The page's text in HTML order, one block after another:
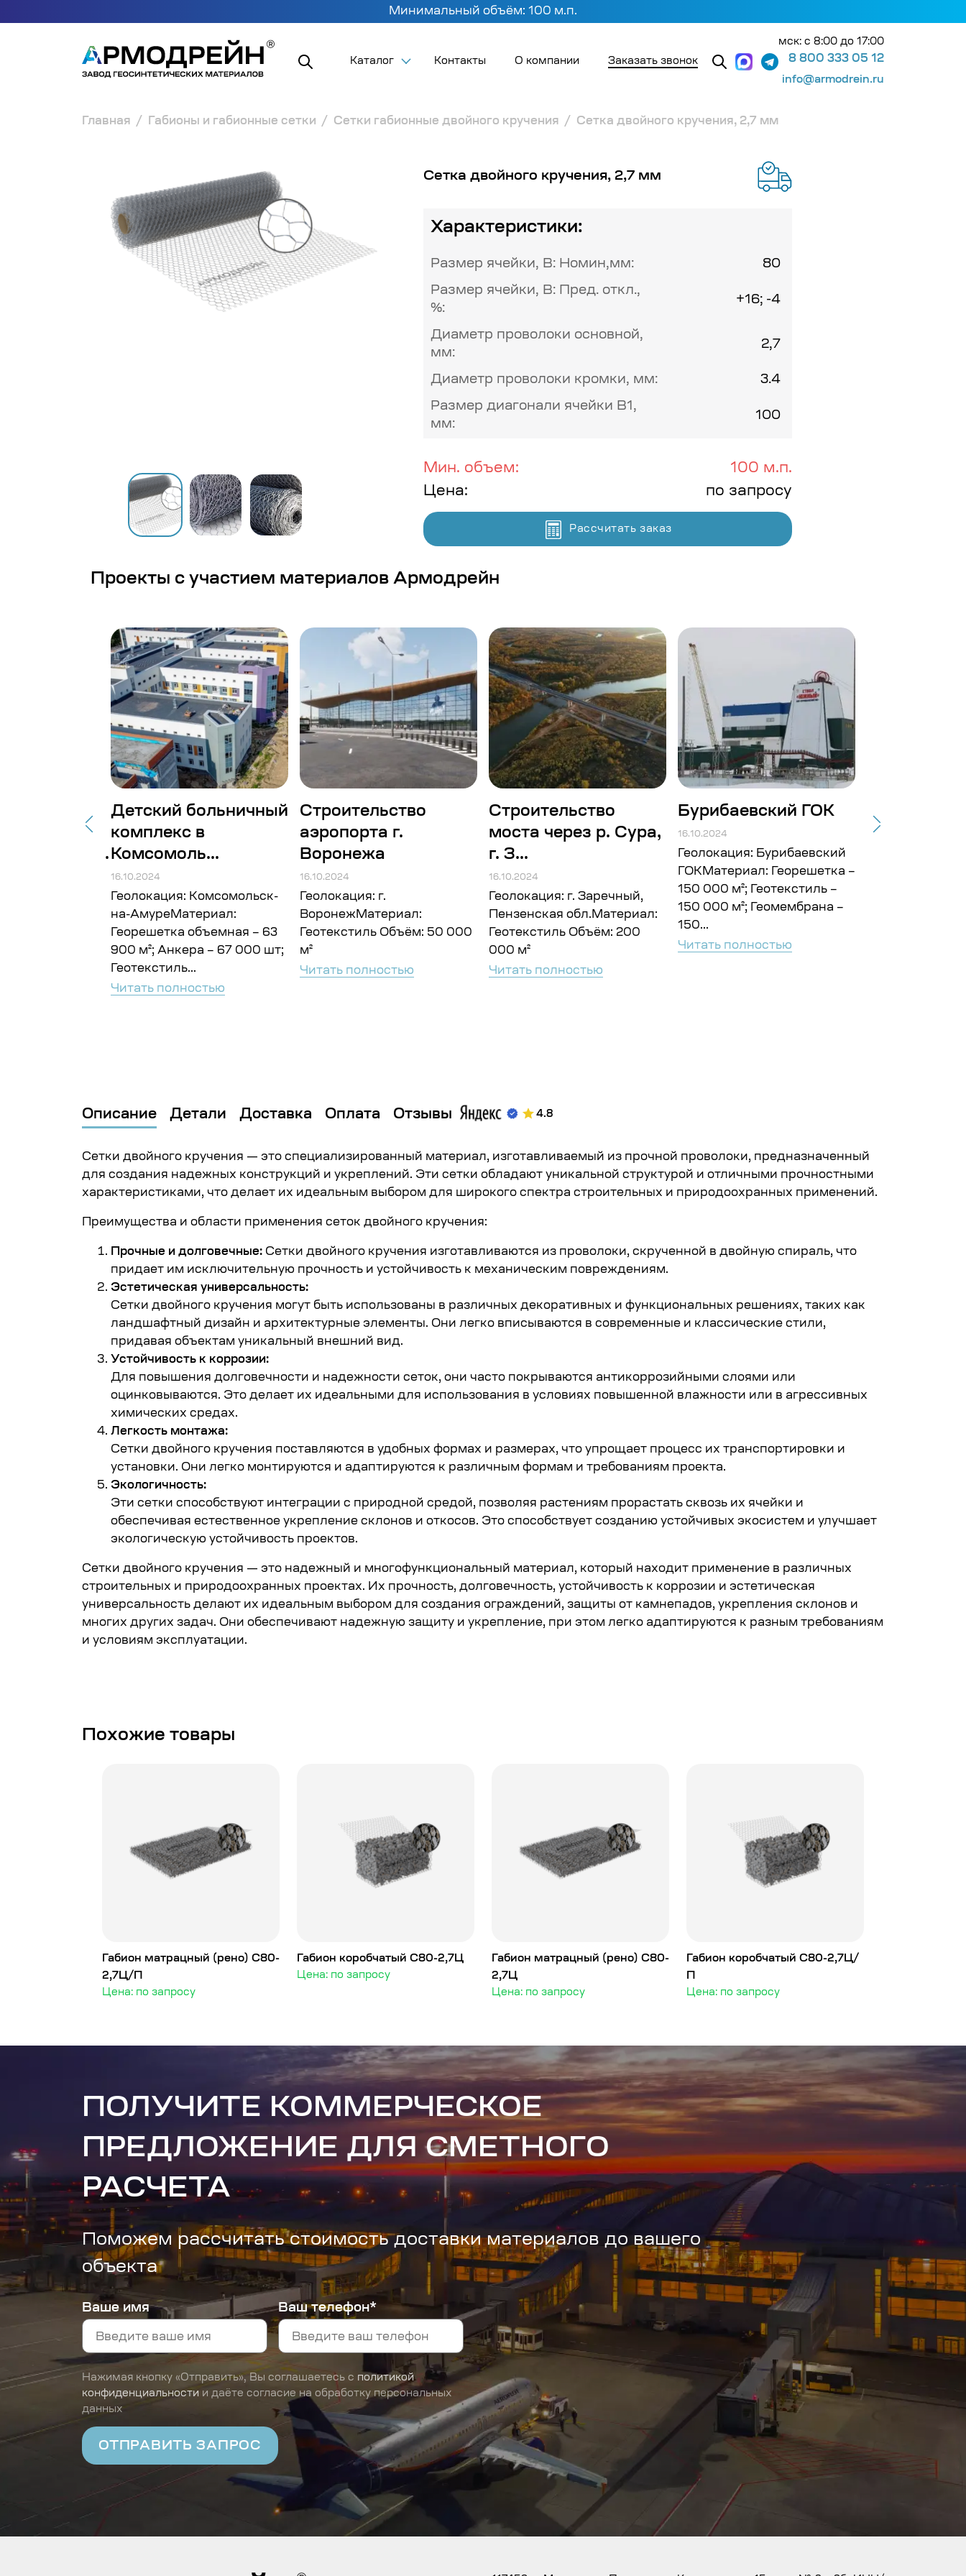
Каталог Контакты О компании Заказать звонок
мск: с 8:00 до 17:00
8 800 333 05 12
info@armodrein.ru
Главная Габионы и габионные сетки Сетки габионные двойного кручения Сетка двойного кручения, 2,7 мм
Сетка двойного кручения, 2,7 мм
Характеристики:
Размер ячейки, В: Номин,мм: 80
Размер ячейки, В: Пред. откл.,
%:
+16; -4
Диаметр проволоки основной,
мм:
2,7
Диаметр проволоки кромки, мм: 3.4
Размер диагонали ячейки В1,
мм:
100
Мин. объем:
100 м.п.
Цена:
по запросу
Рассчитать заказ
Проекты с участием материалов Армодрейн
Детский больничный
комплекс в
Комсомоль...
16.10.2024
Геолокация: Комсомольск-
на-АмуреМатериал:
Георешетка объемная – 63
900 м²; Анкера – 67 000 шт;
Геотекстиль...
Читать полностью
Строительство
аэропорта г.
Воронежа
16.10.2024
Геолокация: г.
ВоронежМатериал:
Геотекстиль Объём: 50 000
м²
Читать полностью
Строительство
моста через р. Сура,
г. З...
16.10.2024
Геолокация: г. Заречный,
Пензенская обл.Материал:
Геотекстиль Объём: 200
000 м²
Читать полностью
Бурибаевский ГОК
16.10.2024
Геолокация: Бурибаевский
ГОКМатериал: Георешетка –
150 000 м²; Геотекстиль –
150 000 м²; Геомембрана –
150...
Читать полностью
Строит-во
Описание Детали Доставка Оплата Отзывы 4.8
Сетки двойного кручения — это специализированный материал, изготавливаемый из прочной проволоки, предназначенный
для создания надежных конструкций и укреплений. Эти сетки обладают уникальной структурой и отличными прочностными
характеристиками, что делает их идеальным выбором для широкого спектра строительных и природоохранных применений.
Преимущества и области применения сеток двойного кручения:
Прочные и долговечные: Сетки двойного кручения изготавливаются из проволоки, скрученной в двойную спираль, что
придает им исключительную прочность и устойчивость к механическим повреждениям.
Эстетическая универсальность:
Сетки двойного кручения могут быть использованы в различных декоративных и функциональных решениях, таких как
ландшафтный дизайн и архитектурные элементы. Они легко вписываются в современные и классические стили,
придавая объектам уникальный внешний вид.
Устойчивость к коррозии:
Для повышения долговечности и надежности сеток, они часто покрываются антикоррозийными слоями или
оцинковываются. Это делает их идеальными для использования в условиях повышенной влажности или в агрессивных
химических средах.
Легкость монтажа:
Сетки двойного кручения поставляются в удобных формах и размерах, что упрощает процесс их транспортировки и
установки. Они легко монтируются и адаптируются к различным формам и требованиям проекта.
Экологичность:
Эти сетки способствуют интеграции с природной средой, позволяя растениям прорастать сквозь их ячейки и
обеспечивая естественное укрепление склонов и откосов. Это способствует созданию устойчивых экосистем и улучшает
экологическую устойчивость проектов.
Сетки двойного кручения — это надежный и многофункциональный материал, который находит применение в различных
строительных и природоохранных проектах. Их прочность, долговечность, устойчивость к коррозии и эстетическая
универсальность делают их идеальным выбором для создания ограждений, защиты от камнепадов, укрепления склонов и
многих других задач. Они обеспечивают надежную защиту и укрепление, при этом легко адаптируются к разным требованиям
и условиям эксплуатации.
Похожие товары
Габион матрацный (рено) С80-
2,7Ц/П
Цена: по запросу
Габион коробчатый С80-2,7Ц
Цена: по запросу
Габион матрацный (рено) С80-
2,7Ц
Цена: по запросу
Габион коробчатый С80-2,7Ц/
П
Цена: по запросу
ПОЛУЧИТЕ КОММЕРЧЕСКОЕ
ПРЕДЛОЖЕНИЕ ДЛЯ СМЕТНОГО
РАСЧЕТА
Поможем рассчитать стоимость доставки материалов до вашего
объекта
Ваше имя Ваш телефон*
Нажимая кнопку «Отправить», Вы соглашаетесь с политикой
конфиденциальности и даёте согласие на обработку персональных
данных
Минимальный объём: 100 м.п.